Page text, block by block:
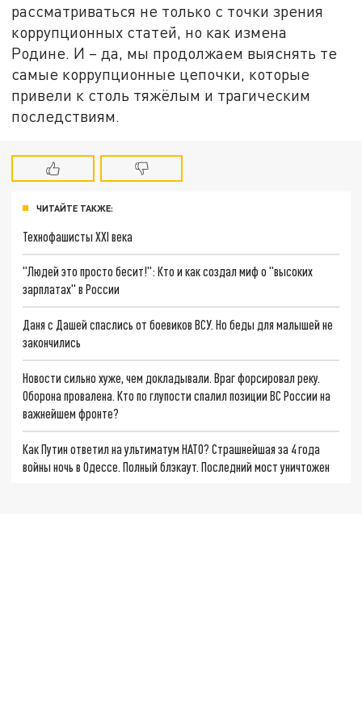
рассматриваться не только с точки зрения
коррупционных статей, но как измена
Родине. И – да, мы продолжаем выяснять те
самые коррупционные цепочки, которые
привели к столь тяжёлым и трагическим
последствиям.
ЧИТАЙТЕ ТАКЖЕ:
Технофашисты XXI века
"Людей это просто бесит!": Кто и как создал миф о "высоких
зарплатах" в России
Даня с Дашей спаслись от боевиков ВСУ. Но беды для малышей не
закончились
Новости сильно хуже, чем докладывали. Враг форсировал реку.
Оборона провалена. Кто по глупости спалил позиции ВС России на
важнейшем фронте?
Как Путин ответил на ультиматум НАТО? Страшнейшая за 4 года
войны ночь в Одессе. Полный блэкаут. Последний мост уничтожен